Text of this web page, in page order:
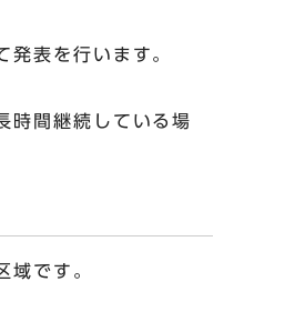
表を行います。
時間継続している場
域です。